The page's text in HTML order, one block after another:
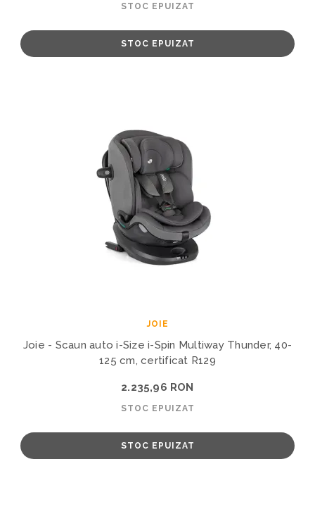
STOC EPUIZAT
STOC EPUIZAT
JOIE
Joie - Scaun auto i-Size i-Spin Multiway Thunder, 40-
125 cm, certificat R129
2.235,96 RON
STOC EPUIZAT
STOC EPUIZAT